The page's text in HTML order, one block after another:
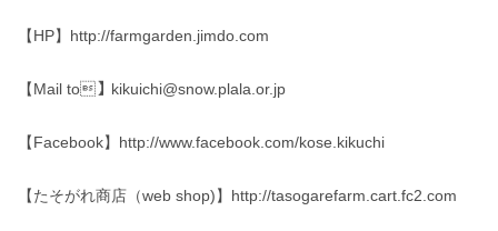
【HP】http://farmgarden.jimdo.com
【Mail to】kikuichi@snow.plala.or.jp
【Facebook】http://www.facebook.com/kose.kikuchi
【たそがれ商店（web shop)】http://tasogarefarm.cart.fc2.com